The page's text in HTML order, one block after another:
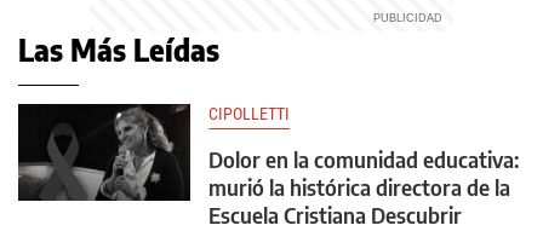
Las Más Leídas
CIPOLLETTI
Dolor en la comunidad educativa:
murió la histórica directora de la
Escuela Cristiana Descubrir